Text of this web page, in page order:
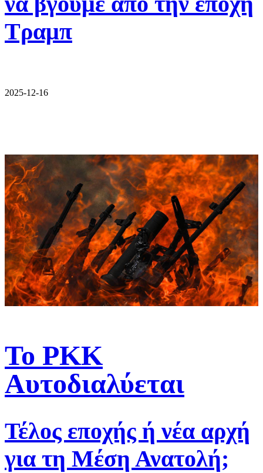
Τραμπ
2025-12-16
Το PKK
Αυτοδιαλύεται
Τέλος εποχής ή νέα αρχή
για τη Μέση Ανατολή;